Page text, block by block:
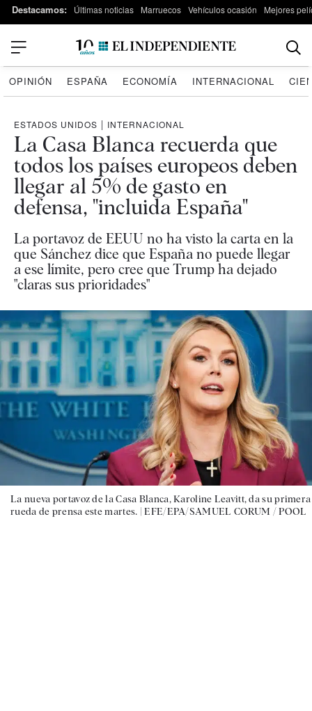
Destacamos: Últimas noticias Marruecos Vehículos ocasión Mejores
OPINIÓN ESPAÑA ECONOMÍA INTERNACIONAL
ESTADOS UNIDOS | INTERNACIONAL
La Casa Blanca recuerda que
todos los países europeos deben
llegar al 5% de gasto en
defensa, "incluida España"
La portavoz de EEUU no ha visto la carta en la
que Sánchez dice que España no puede llegar
a ese límite, pero cree que Trump ha dejado
"claras sus prioridades"
La nueva portavoz de la Casa Blanca, Karoline Leavitt, da su primera
rueda de prensa este martes. |EFE/EPA/SAMUEL CORUM / POOL